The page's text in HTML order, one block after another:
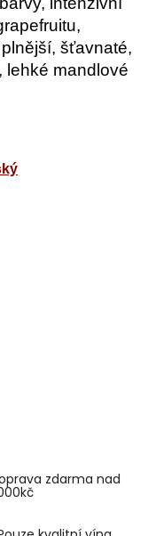
šťavnaté,
lehké mandlové
zdarma nad